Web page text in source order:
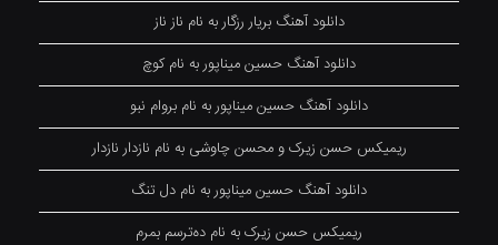
دانلود آهنگ بریار رزگار به نام ناز ناز
دانلود آهنگ حسین میناپور به نام کوچ
دانلود آهنگ حسین میناپور به نام بروام نبو
ریمیکس حسن زیرک و محسن چاوشی به نام نازدار نازدار
دانلود آهنگ حسین میناپور به نام دل تنگ
ریمیکس حسن زیرک به نام دەترسم بمرم